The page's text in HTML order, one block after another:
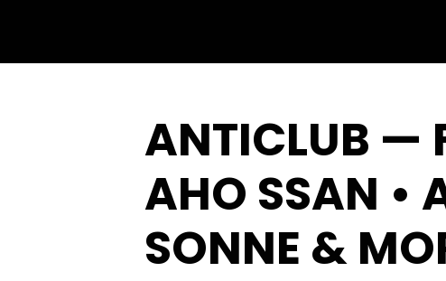
ANTICLUB —
AHO SSAN •
SONNE &